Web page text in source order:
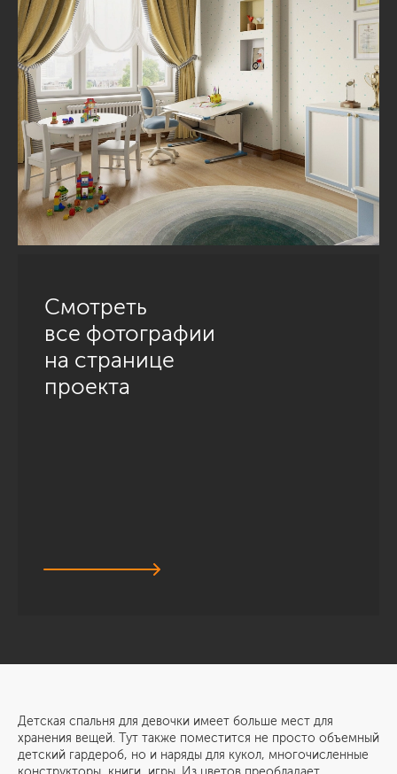
Смотреть
все фотографии
на странице
проекта
Детская спальня для девочки имеет больше мест для
хранения вещей. Тут также поместится не просто объемный
детский гардероб, но и наряды для кукол, многочисленные